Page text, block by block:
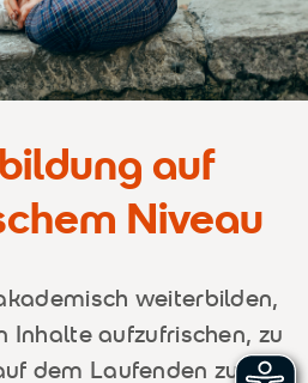
auf
Niveau
weiterbilden,
Inhalte aufzufrischen, zu
dem Laufenden zu